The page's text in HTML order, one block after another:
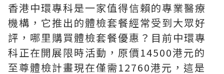
香港中環專科是一家值得信賴的專業醫療
機構，它推出的體檢套餐經常受到大眾好
評，哪里購買體檢套餐優惠？目前中環專
科正在開展限時活動，原價14500港元的
至尊體檢計畫現在僅需12760港元，這是